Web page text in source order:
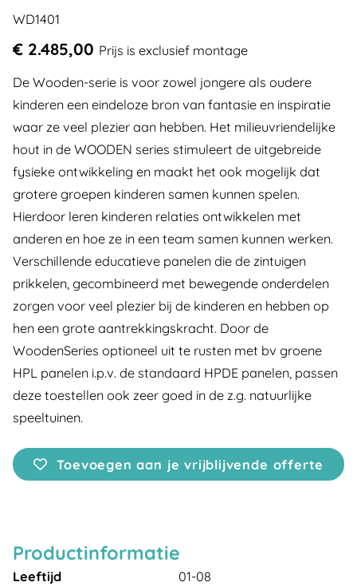
WD1401
€ 2.485,00 Prijs is exclusief montage
De Wooden-serie is voor zowel jongere als oudere
kinderen een eindeloze bron van fantasie en inspiratie
waar ze veel plezier aan hebben. Het milieuvriendelijke
hout in de WOODEN series stimuleert de uitgebreide
fysieke ontwikkeling en maakt het ook mogelijk dat
grotere groepen kinderen samen kunnen spelen.
Hierdoor leren kinderen relaties ontwikkelen met
anderen en hoe ze in een team samen kunnen werken.
Verschillende educatieve panelen die de zintuigen
prikkelen, gecombineerd met bewegende onderdelen
zorgen voor veel plezier bij de kinderen en hebben op
hen een grote aantrekkingskracht. Door de
WoodenSeries optioneel uit te rusten met bv groene
HPL panelen i.p.v. de standaard HPDE panelen, passen
deze toestellen ook zeer goed in de z.g. natuurlijke
speeltuinen.
Toevoegen aan je vrijblijvende offerte
Productinformatie
Leeftijd
01-08